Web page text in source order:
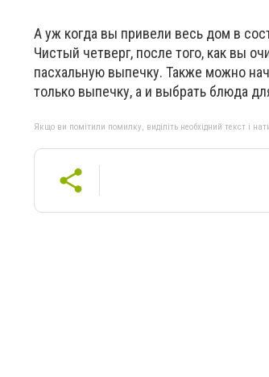
А уж когда вы привели весь дом в
Чистый четверг, после того, как вы
пасхальную выпечку. Также можно
только выпечку, а и выбрать блюда
Якщо ви помітили помилку, виділіть необхідний текст і